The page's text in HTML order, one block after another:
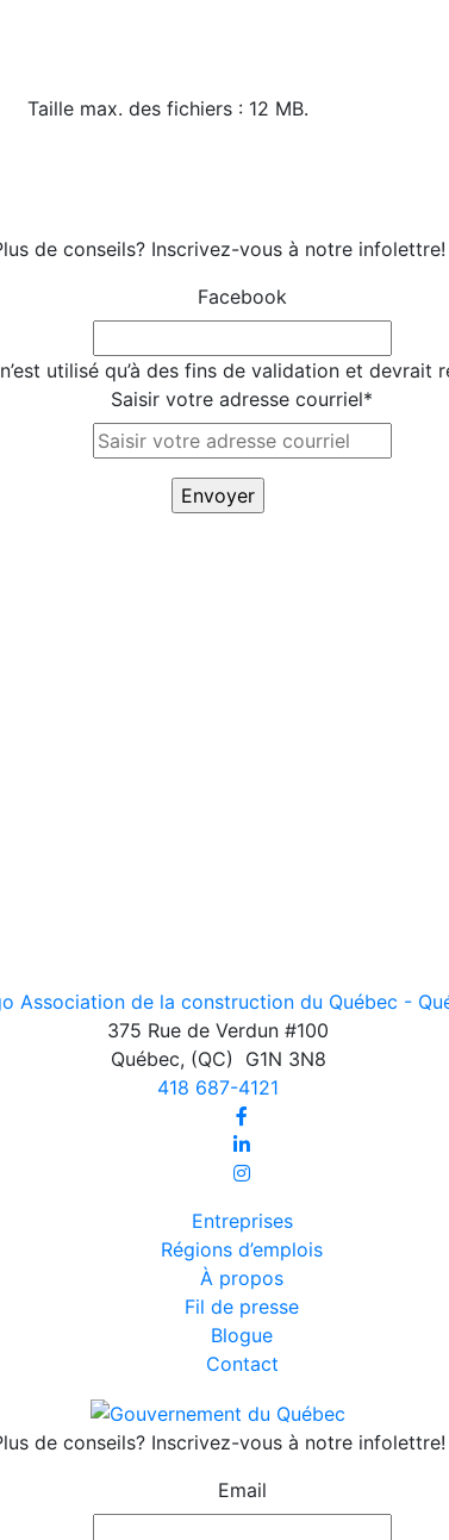
Taille max. des fichiers : 12 MB.
de conseils? Inscrivez-vous à notre infolettre!
Facebook
utilisé qu’à des fins de validation et devrait
Saisir votre adresse courriel*
375 Rue de Verdun #100
Québec, (QC)
G1N 3N8
418 687-4121
Entreprises
Régions d’emplois
À propos
Fil de presse
Blogue
Contact
de conseils? Inscrivez-vous à notre infolettre!
Email